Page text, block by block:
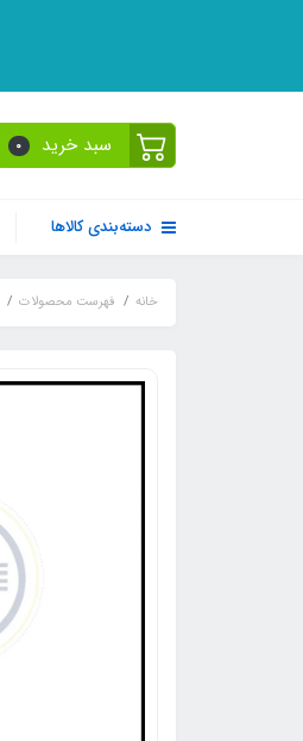
سبد خرید 0
دسته‌بندی کالاها
خانه فهرست محصولات